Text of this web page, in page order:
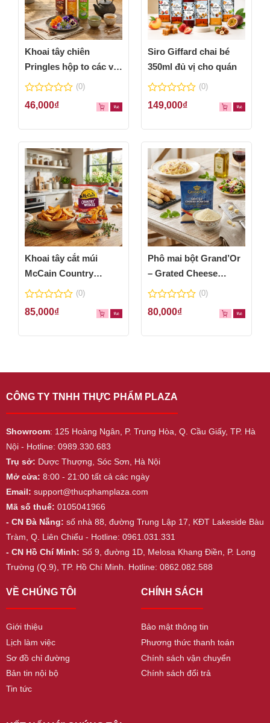
Khoai tây chiên
Pringles hộp to các vị
thơm ngon
0
out
5
(0)
46,000₫
Siro Giffard chai bé
350ml đủ vị cho quán
0
out
5
(0)
149,000₫
Khoai tây cắt múi
McCain Country
Wedges 600g
0
out
5
(0)
85,000₫
Phô mai bột Grand’Or
– Grated Cheese
Powder 100g
0
out
5
(0)
80,000₫
CÔNG TY TNHH THỰC PHẨM PLAZA
Showroom: 125 Hoàng Ngân, P. Trung Hòa, Q. Cầu Giấy, TP. Hà
Nội - Hotline: 0989.330.683
Trụ sở: Dược Thượng, Sóc Sơn, Hà Nội
Mở cửa: 8:00 - 21:00 tất cả các ngày
Email: support@thucphamplaza.com
Mã số thuế: 0105041966
- CN Đà Nẵng: số nhà 88, đường Trung Lập 17, KĐT Lakeside Bàu
Tràm, Q. Liên Chiểu - Hotline: 0961.031.331
- CN Hồ Chí Minh: Số 9, đường 1D, Melosa Khang Điền, P. Long
Trường (Q.9), TP. Hồ Chí Minh. Hotline: 0862.082.588
VỀ CHÚNG TÔI
Giới thiệu
Lịch làm việc
Sơ đồ chỉ đường
Bản tin nội bộ
Tin tức
CHÍNH SÁCH
Bảo mật thông tin
Phương thức thanh toán
Chính sách vận chuyển
Chính sách đổi trả